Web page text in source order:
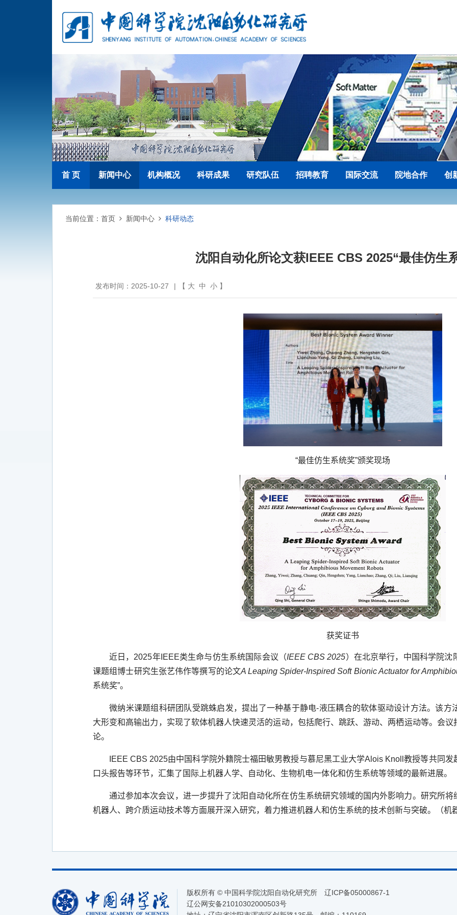
首 页 新闻中心 机构概况 科研成果 研究队伍 招聘教育 国际交流 院地合作 创
当前位置： 首页 新闻中心 科研动态
沈阳自动化所论文获IEEE CBS 2025“最佳仿生
发布时间：2025-10-27 | 【 大 中 小 】
“最佳仿生系统奖”颁奖现场
获奖证书
近日， 2025年IEEE类生命与仿生系统国际会议（IEEE CBS 2025）在北京举行，中国科学院沈
课题组博士研究生张艺伟作等撰写的论文A Leaping Spider-Inspired Soft Bionic Actuator for
系统奖”。
微纳米课题组科研团队受跳蛛启发，提出了一种基于静电-液压耦合的软体驱动设计方法。该方
大形变和高输出力，实现了软体机器人快速灵活的运动，包括爬行、跳跃、游动、两栖运动等。会
论。
IEEE CBS 2025由中国科学院外籍院士福田敏男教授与慕尼黑工业大学Alois Knoll教授等共同发
口头报告等环节，汇集了国际上机器人学、自动化、生物机电一体化和仿生系统等领域的最新进展。
通过参加本次会议，进一步提升了沈阳自动化所在仿生系统研究领域的国内外影响力。研究所
机器人、跨介质运动技术等方面展开深入研究，着力推进机器人和仿生系统的技术创新与突破。（机
版权所有 © 中国科学院沈阳自动化研究所 辽ICP备05000867-1
辽公网安备21010302000503号